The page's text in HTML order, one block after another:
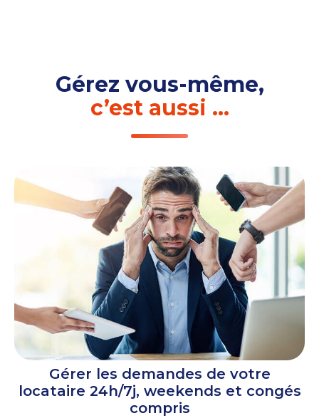
Gérez vous-même,
c’est aussi …
Gérer les demandes de votre
locataire 24h/7j, weekends et congés
compris